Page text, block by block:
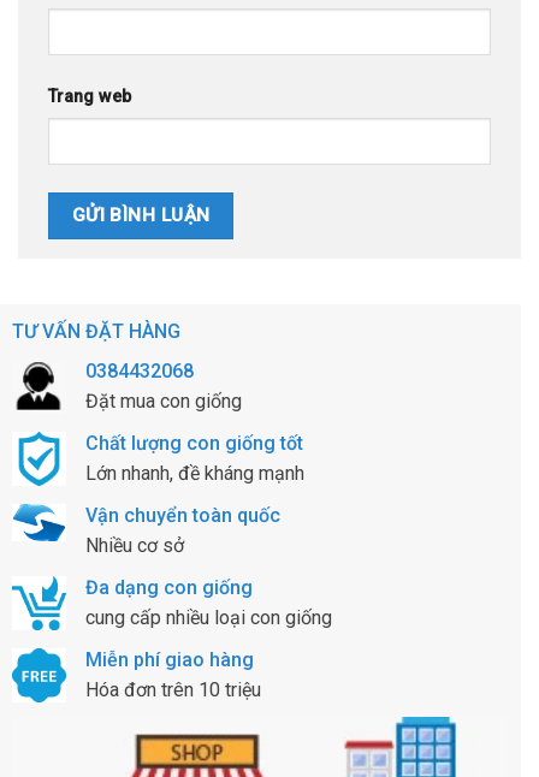
TƯ VẤN ĐẶT HÀNG
0384432068
Đặt mua con giống
Chất lượng con giống tốt
Lớn nhanh, đề kháng mạnh
Vận chuyển toàn quốc
Nhiều cơ sở
Đa dạng con giống
cung cấp nhiều loại con giống
Miễn phí giao hàng
Hóa đơn trên 10 triệu
Trang web